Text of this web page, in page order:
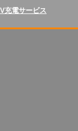
充電サービス